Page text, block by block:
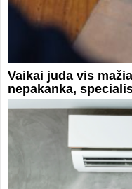
Vaikai juda vis
nepakanka,